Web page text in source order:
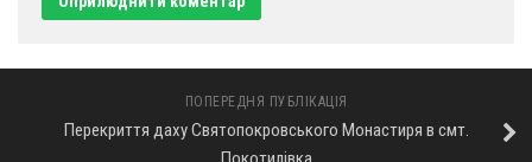
ПОПЕРЕДНЯ ПУБЛІКАЦІЯ
Перекриття даху Святопокровського Монастиря в смт.